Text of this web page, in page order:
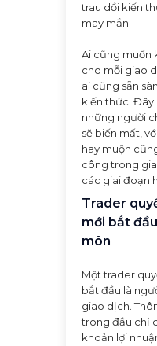
trau dồi kiến
may mắn.
Ai cũng muốn
cho mỗi giao
ai cũng sẵn
kiến thức. Đây
những người
sẽ biến mất,
hay muộn
công trong
các giai đoạn
Trader
mới bắt
môn
Một trader
bắt đầu là
giao dịch.
trong đầu chỉ
khoản lợi